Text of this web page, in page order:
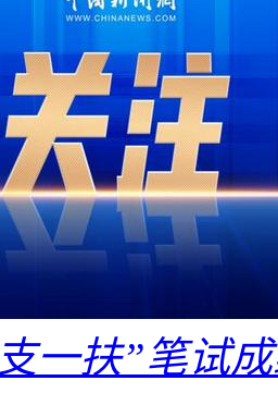
一扶”笔试